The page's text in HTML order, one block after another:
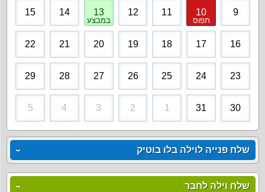
9
10
תפוס
11
12
13
במבצע
14
15
16
17
18
19
20
21
22
23
24
25
26
27
28
29
30
31
1
2
3
4
5
שלח פנייה לוילה בלו בוטיק
שלח וילה לחבר